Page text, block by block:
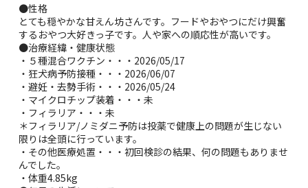
●性格
とても穏やかな甘えん坊さんです。フードやおやつにだけ興奮
するおやつ大好きっ子です。人や家への順応性が高いです。
●治療経緯・健康状態
・５種混合ワクチン・・・2026/05/17
・狂犬病予防接種・・・2026/06/07
・避妊・去勢手術・・・2026/05/24
・マイクロチップ装着・・・未
・フィラリア・・・未
＊フィラリア/ノミダニ予防は投薬で健康上の問題が生じない
限りは全頭に行っています。
・その他医療処置・・・初回検診の結果、何の問題もありませ
んでした。
・体重4.85kg